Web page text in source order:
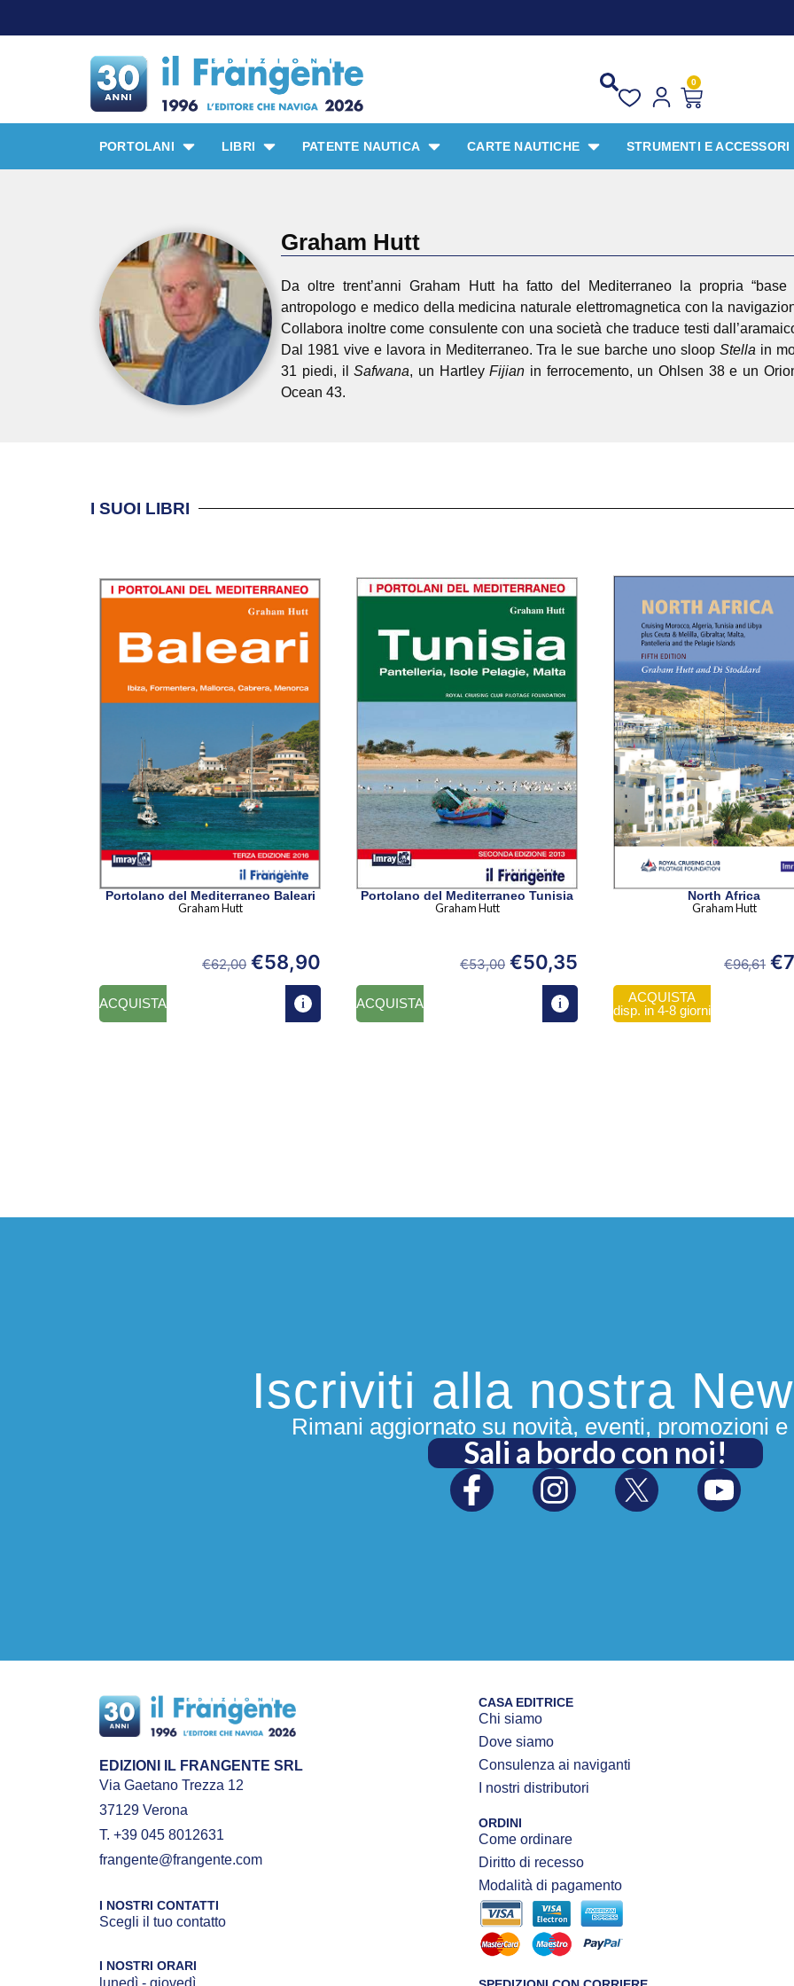
0
PORTOLANI LIBRI PATENTE NAUTICA CARTE NAUTICHE STRUMENTI E ACCESSORI
Graham Hutt
Da oltre trent’anni Graham Hutt ha fatto del Mediterraneo la propria
antropologo e medico della medicina naturale elettromagnetica con la
Collabora inoltre come consulente con una società che traduce testi
Dal 1981 vive e lavora in Mediterraneo. Tra le sue barche uno sloop Stella in
31 piedi, ilSafwana, un HartleyFijian in ferrocemento, un Ohlsen 38 e un
Ocean 43.
I SUOI LIBRI
Portolano del Mediterraneo Baleari
Graham Hutt
€62,00 €58,90
ACQUISTA
Portolano del Mediterraneo Tunisia
Graham Hutt
€53,00 €50,35
ACQUISTA
North Africa
Graham Hutt
€96,61 €
ACQUISTA
disp. in 4-8 giorni
Iscriviti alla nostra
Rimani aggiornato su novità, eventi, promozioni
Sali a bordo con noi!
EDIZIONI IL FRANGENTE SRL
Via Gaetano Trezza 12
37129 Verona
T. +39 045 8012631
frangente@frangente.com
I NOSTRI CONTATTI
Scegli il tuo contatto
I NOSTRI ORARI
lunedì - giovedì
CASA EDITRICE
Chi siamo
Dove siamo
Consulenza ai naviganti
I nostri distributori
ORDINI
Come ordinare
Diritto di recesso
Modalità di pagamento